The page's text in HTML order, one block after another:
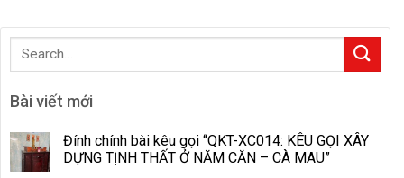
Bài viết mới
Đính chính bài kêu gọi “QKT-XC014: KÊU GỌI XÂY
DỰNG TỊNH THẤT Ở NĂM CĂN – CÀ MAU”